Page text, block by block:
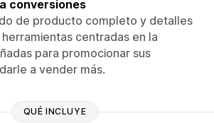
conversiones
de producto completo y detalles
centradas en la
para promocionar sus
a vender más.
QUÉ INCLUYE